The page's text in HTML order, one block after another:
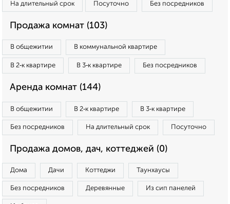
На длительный срок Посуточно Без посредников
Продажа комнат (103)
В общежитии В коммунальной квартире
В 2‑к квартире В 3‑к квартире Без посредников
Аренда комнат (144)
В общежитии В 2‑к квартире В 3‑к квартире
Без посредников На длительный срок Посуточно
Продажа домов, дач, коттеджей (0)
Дома Дачи Коттеджи Таунхаусы
Без посредников Деревянные Из сип панелей